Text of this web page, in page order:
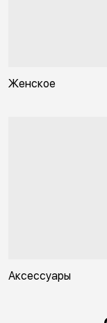
Женское
Аксессуары